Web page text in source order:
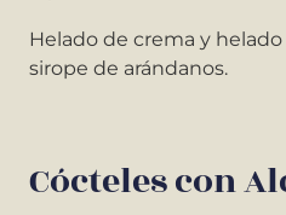
Helado de crema y
sirope de arándanos.
Cócteles con